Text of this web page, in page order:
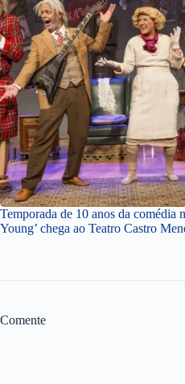
Temporada de 10 anos da comédia
Young’ chega ao Teatro Castro
Comente